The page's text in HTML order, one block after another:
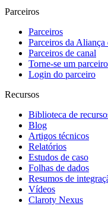
Parceiros
Parceiros
Parceiros da Aliança
Parceiros de canal
Torne-se um parceiro
Login do parceiro
Recursos
Biblioteca de
Blog
Artigos técnicos
Relatórios
Estudos de caso
Folhas de dados
Resumos de
Vídeos
Claroty Nexus